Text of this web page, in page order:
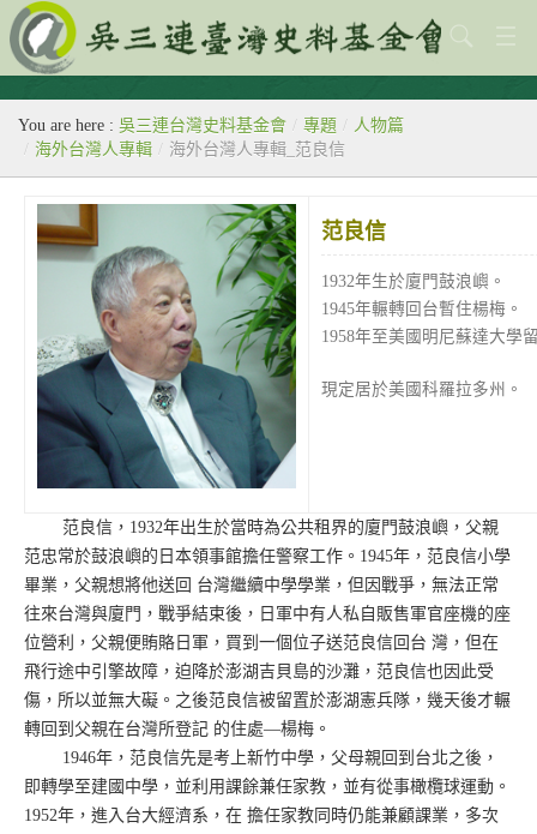
關於本會
歷史教室
出版刊物
歷年活動
館藏查詢
台灣史料中心
You are here : 吳三連台灣史料基金會 / 專題 / 人物篇
/ 海外台灣人專輯 / 海外台灣人專輯_范良信
范良信
1932年生於廈門鼓浪嶼。
1945年輾轉回台暫住楊梅。
1958年至美國明尼蘇達大學
現定居於美國科羅拉多州。
范良信，1932年出生於當時為公共租界的廈門鼓浪嶼，父親
范忠常於鼓浪嶼的日本領事館擔任警察工作。1945年，范良信小學
畢業，父親想將他送回 台灣繼續中學學業，但因戰爭，無法正常
往來台灣與廈門，戰爭結束後，日軍中有人私自販售軍官座機的座
位營利，父親便賄賂日軍，買到一個位子送范良信回台 灣，但在
飛行途中引擎故障，迫降於澎湖吉貝島的沙灘，范良信也因此受
傷，所以並無大礙。之後范良信被留置於澎湖憲兵隊，幾天後才輾
轉回到父親在台灣所登記 的住處—楊梅。
1946年，范良信先是考上新竹中學，父母親回到台北之後，
即轉學至建國中學，並利用課餘兼任家教，並有從事橄欖球運動。
1952年，進入台大經濟系，在 擔任家教同時仍能兼顧課業，多次